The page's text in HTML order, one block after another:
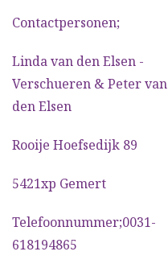
Contactpersonen;
Linda van den Elsen -
Verschueren & Peter van
den Elsen
Rooije Hoefsedijk 89
5421xp Gemert
Telefoonnummer;0031-
618194865